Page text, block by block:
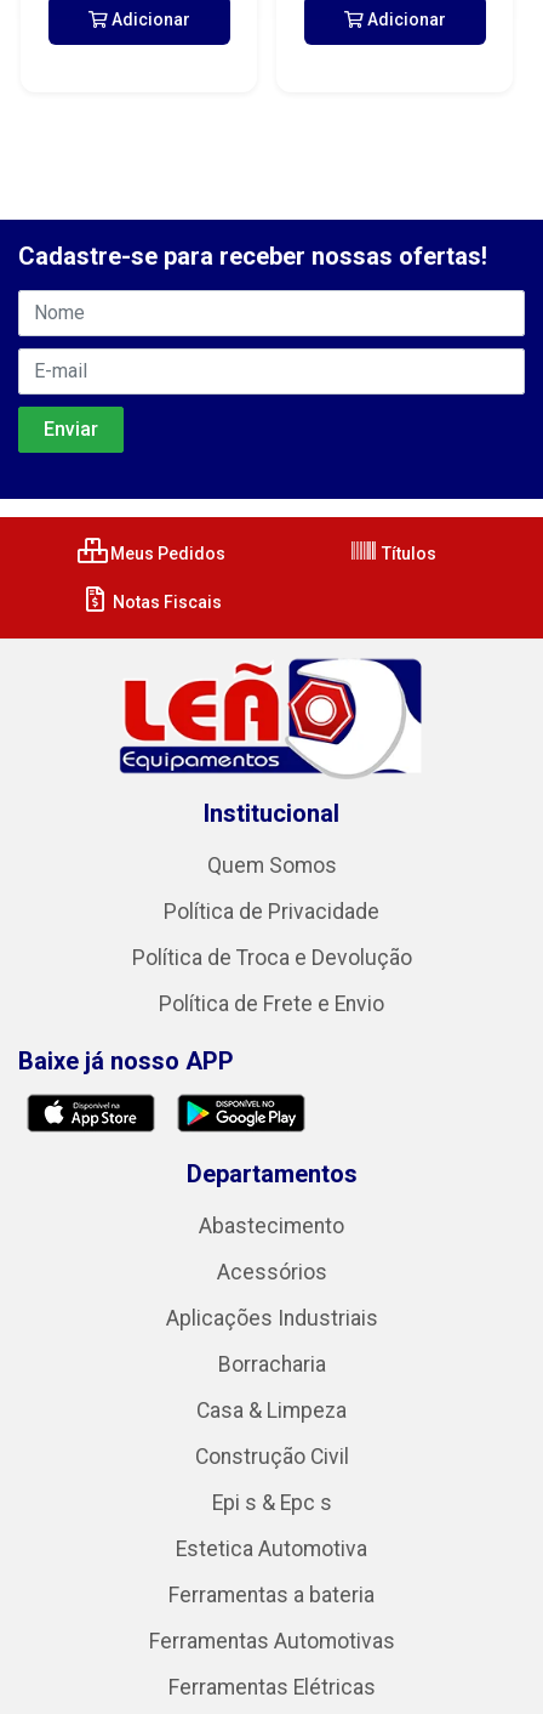
Adicionar Adicionar
Cadastre-se para receber nossas ofertas!
Meus Pedidos Títulos
Notas Fiscais
Institucional
Quem Somos
Política de Privacidade
Política de Troca e Devolução
Política de Frete e Envio
Baixe já nosso APP
Departamentos
Abastecimento
Acessórios
Aplicações Industriais
Borracharia
Casa & Limpeza
Construção Civil
Epi s & Epc s
Estetica Automotiva
Ferramentas a bateria
Ferramentas Automotivas
Ferramentas Elétricas